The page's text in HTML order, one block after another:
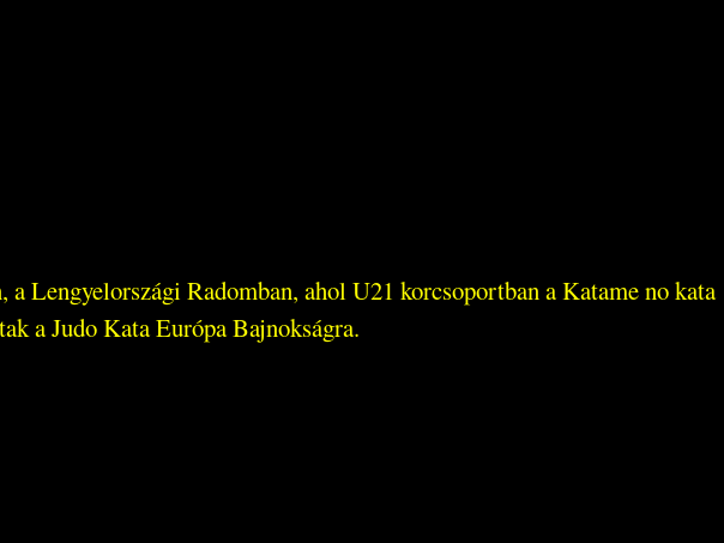
Lengyelországi Radomban, ahol U21 korcsoportban a Katame no kata
a Judo Kata Európa Bajnokságra.